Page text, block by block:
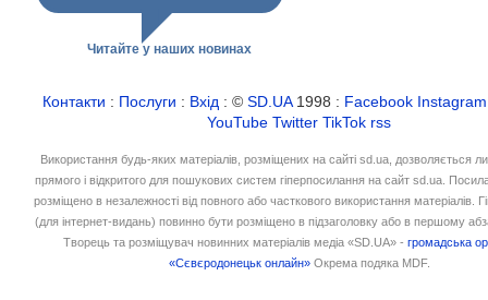
Читайте у наших новинах
Контакти : Послуги : Вхід : ©SD.UA1998 : Facebook Instagram
YouTube Twitter TikTok rss
Використання будь-яких матеріалів, розміщених на сайті sd.ua, дозволяється
прямого і відкритого для пошукових систем гіперпосилання на сайт sd.ua.
розміщено в незалежності від повного або часткового використання матеріалів.
(для інтернет-видань) повинно бути розміщено в підзаголовку або в першому
Творець та розміщувач новинних матеріалів медіа «SD.UA» -громадська
«Сєвєродонецьк онлайн» Окрема подяка MDF.